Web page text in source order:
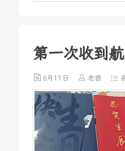
第一次收到
6月11日 老狼